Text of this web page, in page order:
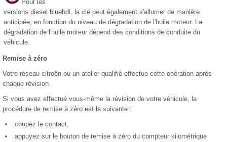
Pour les
versions diesel bluehdi, la clé peut également s'allumer de manière
anticipée, en fonction du niveau de dégradation de l'huile moteur. La
dégradation de l'huile moteur dépend des conditions de conduite du
véhicule.
Remise à zéro
Votre réseau citroën ou un atelier qualifié effectue cette opération après
chaque révision.
Si vous avez effectué vous-même la révision de votre véhicule, la
procédure de remise à zéro est la suivante :
coupez le contact,
appuyez sur le bouton de remise à zéro du compteur kilométrique